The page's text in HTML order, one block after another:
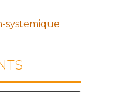
systemique